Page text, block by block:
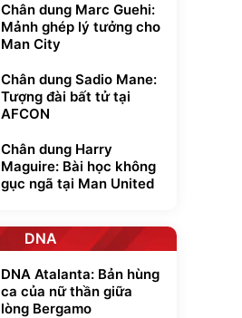
Chân dung Marc Guehi:
Mảnh ghép lý tưởng cho
Man City
Chân dung Sadio Mane:
Tượng đài bất tử tại
AFCON
Chân dung Harry
Maguire: Bài học không
gục ngã tại Man United
DNA
DNA Atalanta: Bản hùng
ca của nữ thần giữa
lòng Bergamo